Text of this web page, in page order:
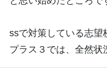
ssで対策している志望
プラス３では、全然状